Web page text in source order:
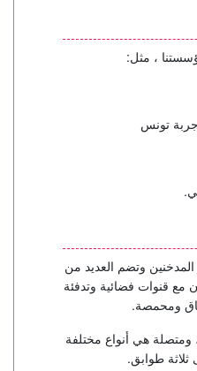
، مثل:
تونس
المدخنين وتضم العديد من
مع قنوات فضائية وتدفئة
ومحمصة.
ومتصلة هي أنواع مختلفة
طوابق.